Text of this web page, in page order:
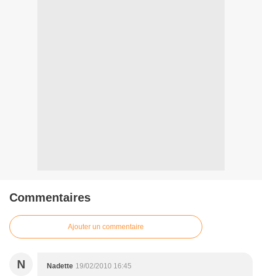
Commentaires
Ajouter un commentaire
N Nadette 19/02/2010 16:45